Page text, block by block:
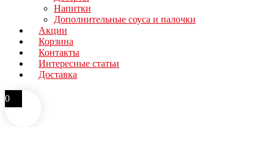
Напитки
Дополнительные соуса и палочки
Акции
Корзина
Контакты
Интересные статьи
Доставка
0